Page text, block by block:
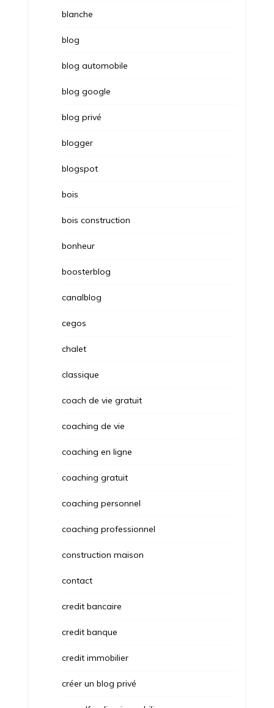
blanche
blog
blog automobile
blog google
blog privé
blogger
blogspot
bois
bois construction
bonheur
boosterblog
canalblog
cegos
chalet
classique
coach de vie gratuit
coaching de vie
coaching en ligne
coaching gratuit
coaching personnel
coaching professionnel
construction maison
contact
credit bancaire
credit banque
credit immobilier
créer un blog privé